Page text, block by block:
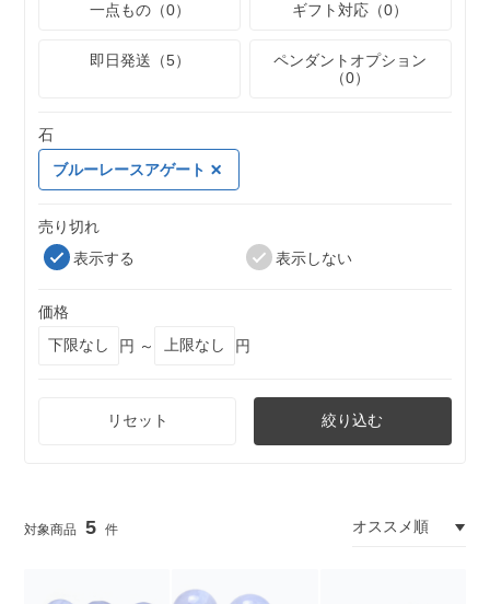
一点もの（0）
ギフト対応（0）
即日発送（5）
ペンダントオプション
（0）
石
ブルーレースアゲート
売り切れ
表示する
表示しない
価格
円 ～
円
リセット 絞り込む
5